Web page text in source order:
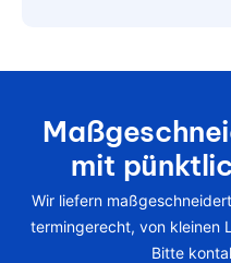
mit
Wir liefern
termingerecht, von kleinen
Bitte